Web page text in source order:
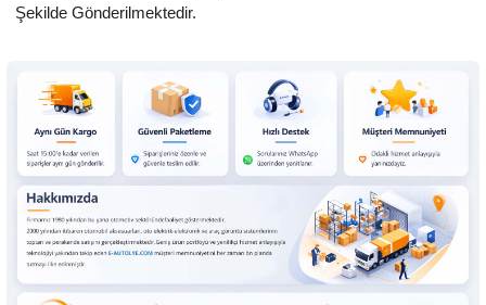
Şekilde Gönderilmektedir.